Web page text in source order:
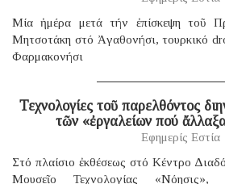
Μία ἡμέρα μετά τήν ἐπίσκεψη τοῦ
Μητσοτάκη στό Ἀγαθονήσι, τουρκικό
Φαρμακονήσι
Τεχνολογίες τοῦ παρελθόντος
τῶν «ἐργαλείων πού
Εφημερίς Εστία
Στό πλαίσιο ἐκθέσεως στό Κέντρο
Μουσεῖο Τεχνολογίας